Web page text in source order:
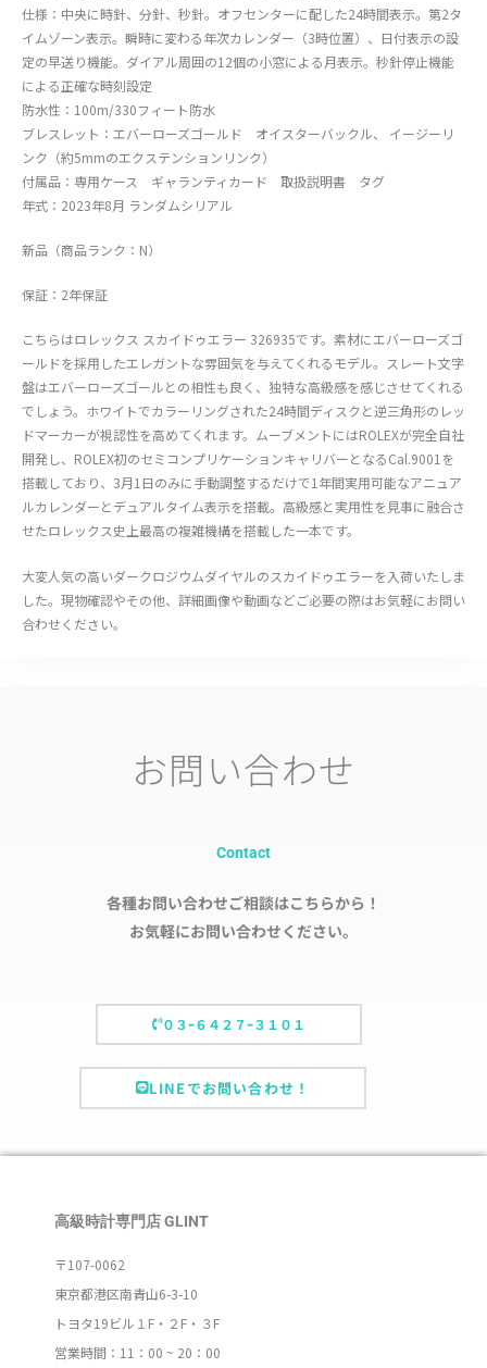
仕様：中央に時針、分針、秒針。オフセンターに配した24時間表示。第2タ
イムゾーン表示。瞬時に変わる年次カレンダー（3時位置）、日付表示の設
定の早送り機能。ダイアル周囲の12個の小窓による月表示。秒針停止機能
による正確な時刻設定
防水性：100m/330フィート防水
ブレスレット：エバーローズゴールド オイスターバックル、 イージーリ
ンク（約5mmのエクステンションリンク）
付属品：専用ケース ギャランティカード 取扱説明書 タグ
年式：2023年8月 ランダムシリアル
新品（商品ランク：N）
保証：2年保証
こちらはロレックス スカイドゥエラー 326935です。素材にエバーローズゴ
ールドを採用したエレガントな雰囲気を与えてくれるモデル。スレート文字
盤はエバーローズゴールとの相性も良く、独特な高級感を感じさせてくれる
でしょう。ホワイトでカラーリングされた24時間ディスクと逆三角形のレッ
ドマーカーが視認性を高めてくれます。ムーブメントにはROLEXが完全自社
開発し、ROLEX初のセミコンプリケーションキャリバーとなるCal.9001を
搭載しており、3月1日のみに手動調整するだけで1年間実用可能なアニュア
ルカレンダーとデュアルタイム表示を搭載。高級感と実用性を見事に融合さ
せたロレックス史上最高の複雑機構を搭載した一本です。
大変人気の高いダークロジウムダイヤルのスカイドゥエラーを入荷いたしま
した。現物確認やその他、詳細画像や動画などご必要の際はお気軽にお問い
合わせください。
お問い合わせ
Contact
各種お問い合わせご相談はこちらから！
お気軽にお問い合わせください。
０３ｰ６４２７ｰ３１０１
LINEでお問い合わせ！
高級時計専門店 GLINT
〒107-0062
東京都港区南青山6-3-10
トヨタ19ビル１F・２F・３F
営業時間：11：00 ~ 20：00